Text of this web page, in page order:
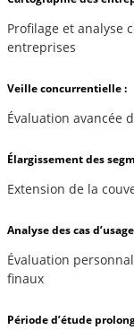
Profilage et analyse
entreprises
Veille concurrentielle :
Évaluation avancée
Élargissement des
Extension de la
Analyse des cas
Évaluation
finaux
Période d’étude